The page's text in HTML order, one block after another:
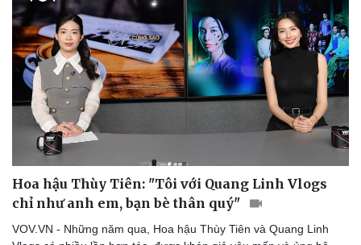
Hoa hậu Thùy Tiên: "Tôi với Quang Linh Vlogs
chỉ như anh em, bạn bè thân quý"
VOV.VN - Những năm qua, Hoa hậu Thùy Tiên và Quang Linh